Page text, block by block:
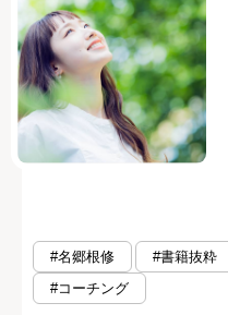
#名郷根修 #書籍抜粋
#コーチング